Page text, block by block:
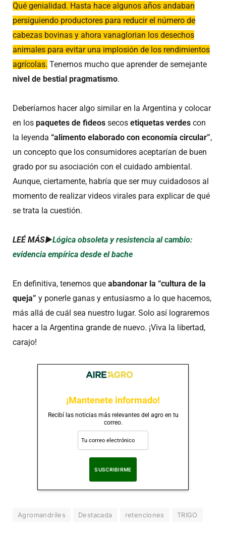
Qué genialidad. Hasta hace algunos años andaban
persiguiendo productores para reducir el número de
cabezas bovinas y ahora vanaglorian los desechos
animales para evitar una implosión de los rendimientos
agrícolas. Tenemos mucho que aprender de semejante
nivel de bestial pragmatismo.
Deberíamos hacer algo similar en la Argentina y colocar
en los paquetes de fideos secos etiquetas verdes con
la leyenda “alimento elaborado con economía circular”,
un concepto que los consumidores aceptarían de buen
grado por su asociación con el cuidado ambiental.
Aunque, ciertamente, habría que ser muy cuidadosos al
momento de realizar videos virales para explicar de qué
se trata la cuestión.
LEÉ MÁS►Lógica obsoleta y resistencia al cambio:
evidencia empírica desde el bache
En definitiva, tenemos que abandonar la “cultura de la
queja” y ponerle ganas y entusiasmo a lo que hacemos,
más allá de cuál sea nuestro lugar. Solo así lograremos
hacer a la Argentina grande de nuevo. ¡Viva la libertad,
carajo!
¡Mantenete informado!
Recibí las noticias más relevantes del agro en tu
correo.
Agromandriles Destacada retenciones TRIGO